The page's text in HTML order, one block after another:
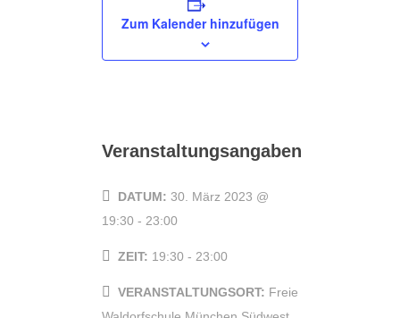
Zum Kalender hinzufügen
Veranstaltungsangaben
DATUM: 30. März 2023 @
19:30 - 23:00
ZEIT: 19:30 - 23:00
VERANSTALTUNGSORT: Freie